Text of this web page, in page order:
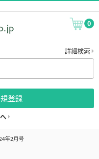
0
詳細検索
登録
年2月号